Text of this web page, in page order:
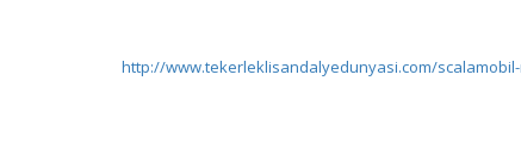
http://www.tekerleklisandalyedunyasi.com/